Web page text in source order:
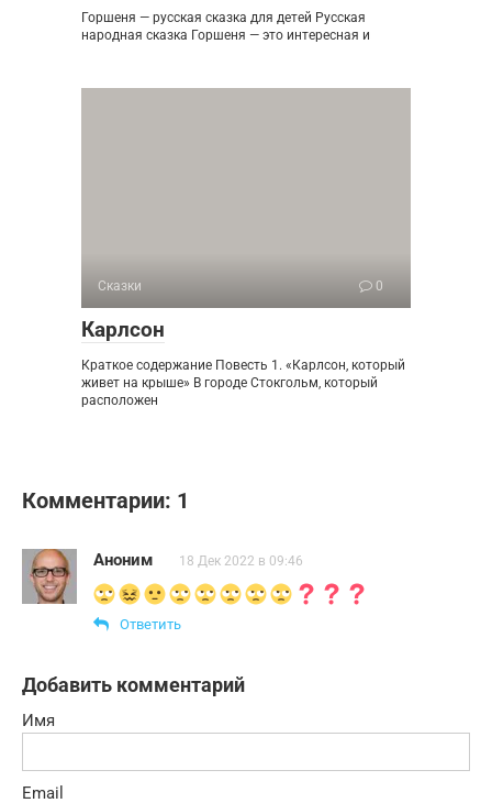
Горшеня — русская сказка для детей Русская
народная сказка Горшеня — это интересная и
Сказки 0
Карлсон
Краткое содержание Повесть 1. «Карлсон, который
живет на крыше» В городе Стокгольм, который
расположен
Комментарии: 1
Аноним 18 Дек 2022 в 09:46
Ответить
Добавить комментарий
Имя
Email